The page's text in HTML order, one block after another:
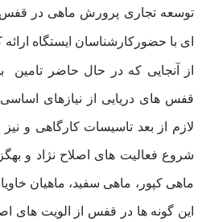
توسعه تجاری پرورش ماهی در قفس
ای با حضورکارشناسان ایستگاه ارائه
از آنجایی که در حال حاضر
قفس های دریایی از نیازهای
لازم از بعد تاسیسات کارگاهی و
شروع فعالیت های اصلاح نژاد و
ماهی کپور، ماهی سفید، ماهیان
این گونه ها در قفس از الویت های